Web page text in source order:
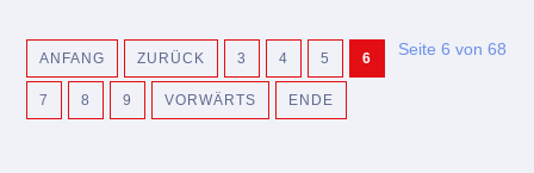
Seite 6 von 68
ANFANG ZURÜCK 3 4 5 6
7 8 9 VORWÄRTS ENDE